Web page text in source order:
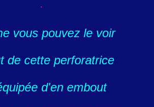
vous pouvez le voir
de cette perforatrice
d'en embout